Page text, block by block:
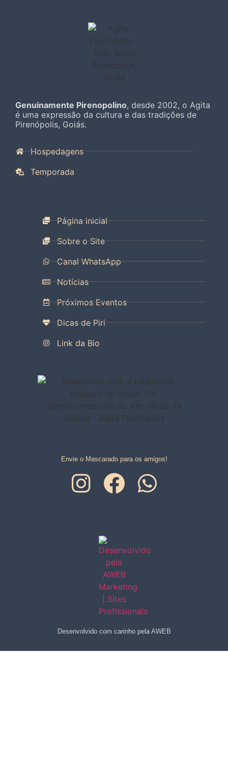
Genuinamente Pirenopolino, desde 2002, o Agita
é uma expressão da cultura e das tradições de
Pirenópolis, Goiás.
Hospedagens
Temporada
Página inicial
Sobre o Site
Canal WhatsApp
Notícias
Próximos Eventos
Dicas de Piri
Link da Bio
Envie o Mascarado para os amigos!
Desenvolvido com carinho pela AWEB